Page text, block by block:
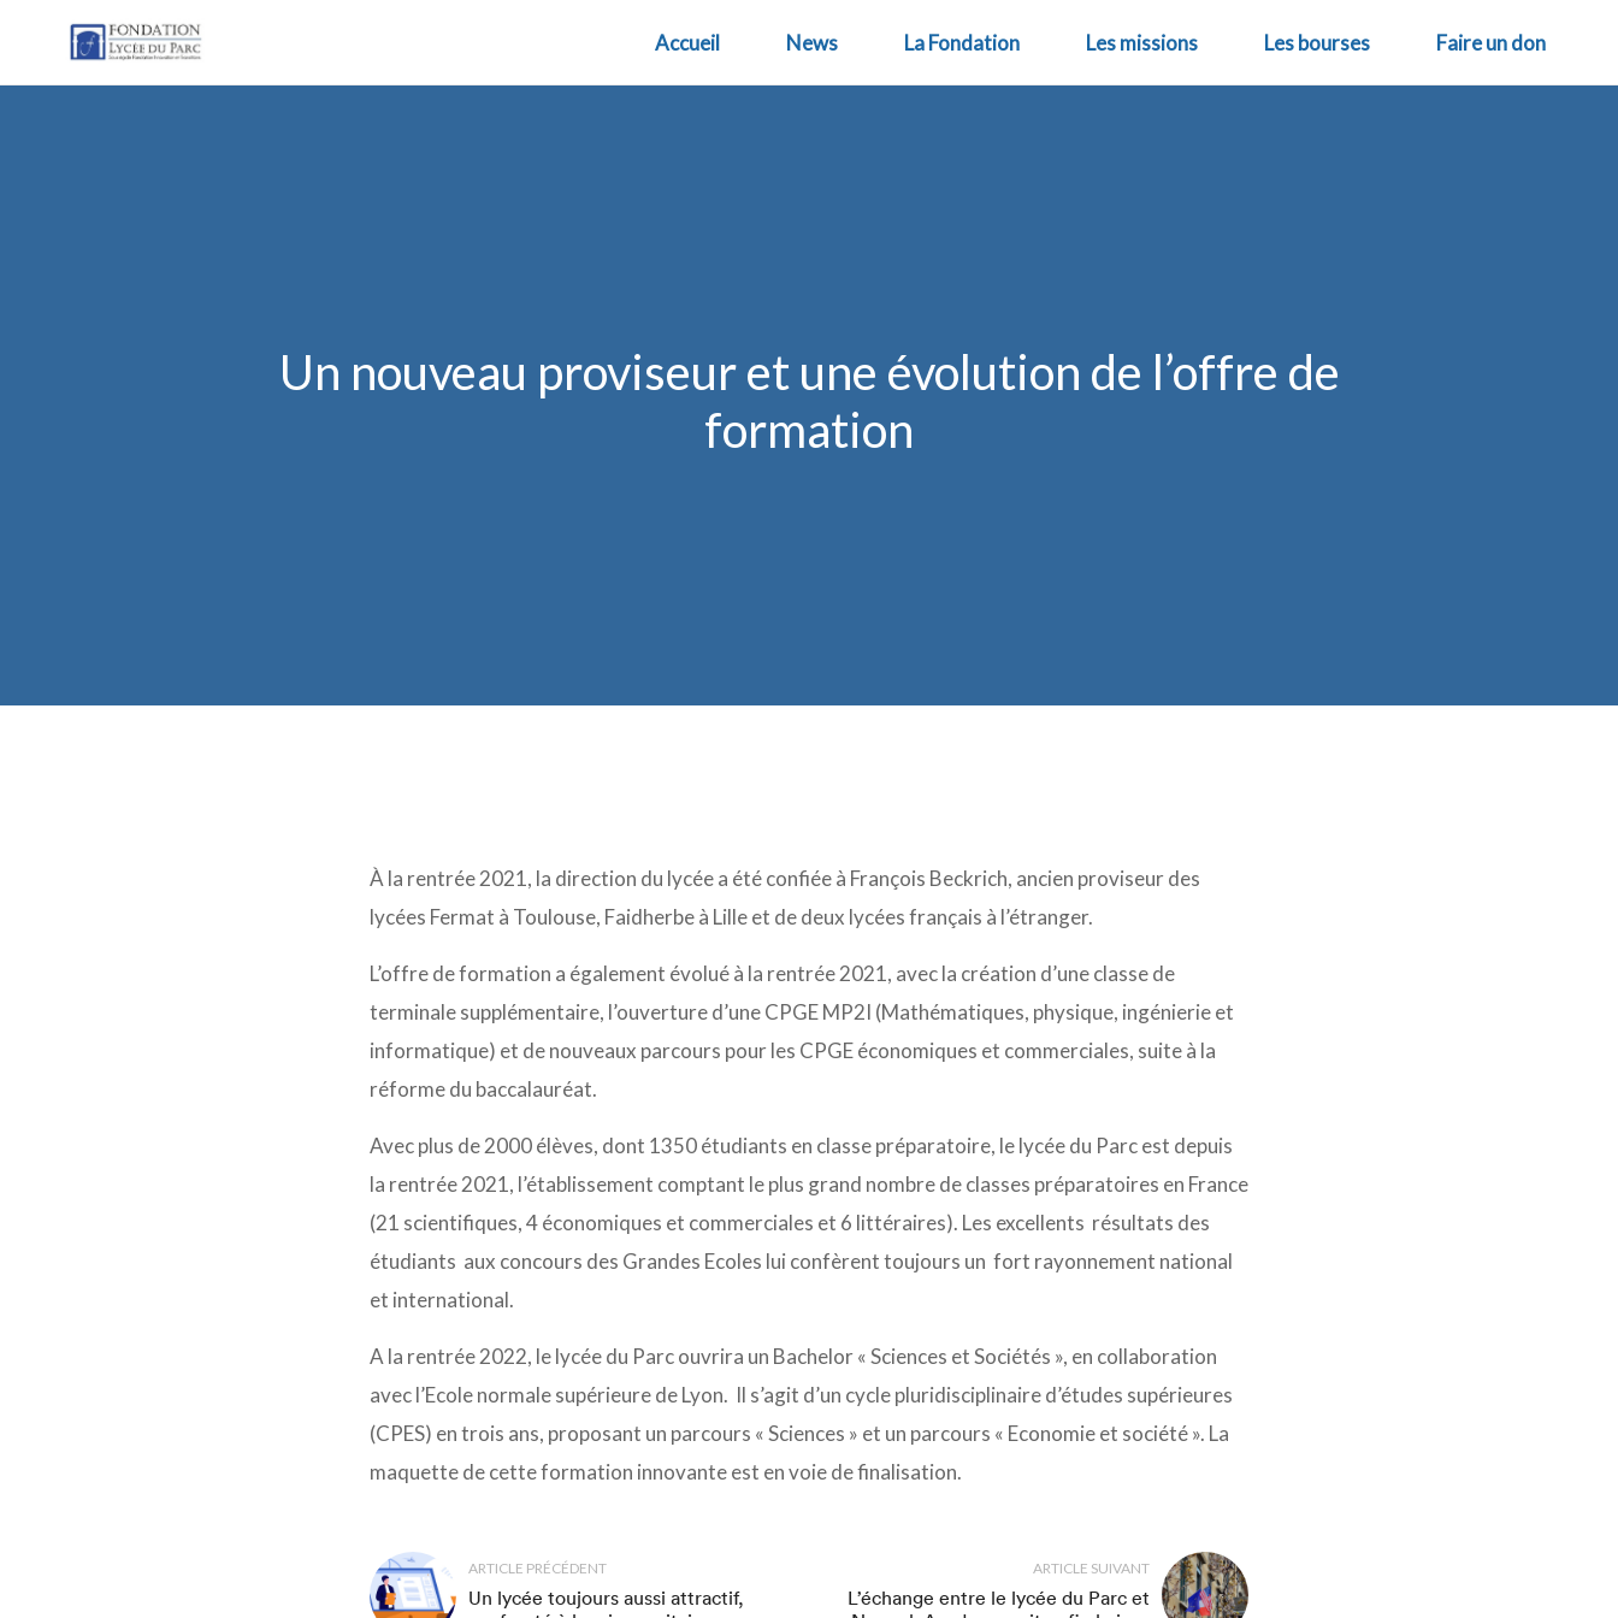
Accueil News La Fondation Les missions Les bourses Faire un don
Un nouveau proviseur et une évolution de l’offre de
formation
À la rentrée 2021, la direction du lycée a été confiée à François Beckrich, ancien proviseur des
lycées Fermat à Toulouse, Faidherbe à Lille et de deux lycées français à l’étranger.
L’offre de formation a également évolué à la rentrée 2021, avec la création d’une classe de
terminale supplémentaire, l’ouverture d’une CPGE MP2I (Mathématiques, physique, ingénierie et
informatique) et de nouveaux parcours pour les CPGE économiques et commerciales, suite à la
réforme du baccalauréat.
Avec plus de 2000 élèves, dont 1350 étudiants en classe préparatoire, le lycée du Parc est depuis
la rentrée 2021, l’établissement comptant le plus grand nombre de classes préparatoires en France
(21 scientifiques, 4 économiques et commerciales et 6 littéraires). Les excellents résultats des
étudiants aux concours des Grandes Ecoles lui confèrent toujours un fort rayonnement national
et international.
A la rentrée 2022, le lycée du Parc ouvrira un Bachelor « Sciences et Sociétés », en collaboration
avec l’Ecole normale supérieure de Lyon. Il s’agit d’un cycle pluridisciplinaire d’études supérieures
(CPES) en trois ans, proposant un parcours « Sciences » et un parcours « Economie et société ». La
maquette de cette formation innovante est en voie de finalisation.
ARTICLE PRÉCÉDENT
Un lycée toujours aussi attractif,
ARTICLE SUIVANT
L’échange entre le lycée du Parc et